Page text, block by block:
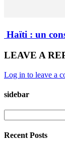
Haïti : un
LEAVE A
Log in to leave a
sidebar
Recent Posts